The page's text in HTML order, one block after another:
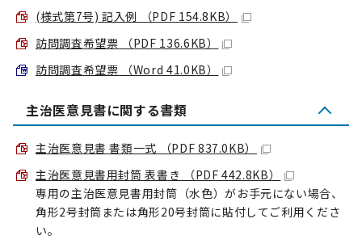
(様式第7号) 記入例 （PDF 154.8KB）
訪問調査希望票 （PDF 136.6KB）
訪問調査希望票 （Word 41.0KB）
主治医意見書に関する書類
主治医意見書 書類一式 （PDF 837.0KB）
主治医意見書用封筒 表書き （PDF 442.8KB）
専用の主治医意見書用封筒（水色）がお手元にない場合、
角形2号封筒または角形20号封筒に貼付してご利用くださ
い。